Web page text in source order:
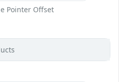
Pointer Offset